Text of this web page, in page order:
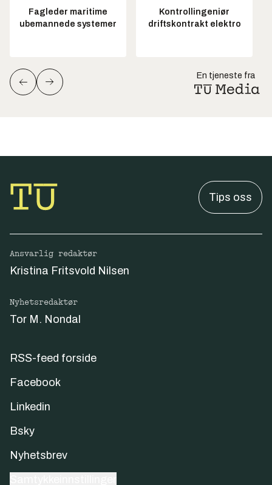
Fagleder maritime
ubemannede systemer
Kontrollingeniør
driftskontrakt elektro
En tjeneste fra
Tips oss
Ansvarlig redaktør
Kristina Fritsvold Nilsen
Nyhetsredaktør
Tor M. Nondal
RSS-feed forside
Facebook
Linkedin
Bsky
Nyhetsbrev